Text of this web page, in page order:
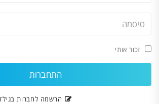
זכור אותי
הרשמה לחברות